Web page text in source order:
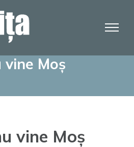
vine Moș
vine Moș